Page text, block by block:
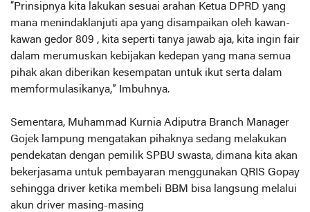
“Prinsipnya kita lakukan sesuai arahan Ketua DPRD yang
mana menindaklanjuti apa yang disampaikan oleh kawan-
kawan gedor 809 , kita seperti tanya jawab aja, kita ingin fair
dalam merumuskan kebijakan kedepan yang mana semua
pihak akan diberikan kesempatan untuk ikut serta dalam
memformulasikanya,” Imbuhnya.
Sementara, Muhammad Kurnia Adiputra Branch Manager
Gojek lampung mengatakan pihaknya sedang melakukan
pendekatan dengan pemilik SPBU swasta, dimana kita akan
bekerjasama untuk pembayaran menggunakan QRIS Gopay
sehingga driver ketika membeli BBM bisa langsung melalui
akun driver masing-masing